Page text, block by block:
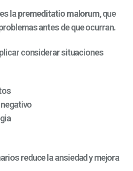
lapremeditatio malorum, que
antes de que ocurran.
considerar situaciones
reduce la ansiedad y mejora